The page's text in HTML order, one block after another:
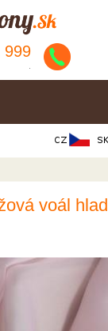
999
voál